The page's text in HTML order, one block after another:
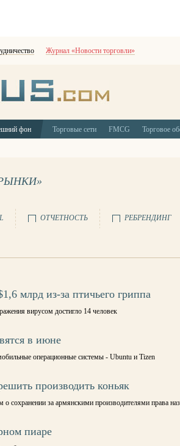
Журнал «Новости торговли»
фон Торговые сети FMCG Торговое
ОТЧЕТНОСТЬ РЕБРЕНДИНГ
млрд из-за птичьего гриппа
вирусом достигло 14 человек
в июне
операционные системы - Ubuntu и Tizen
производить коньяк
о сохранении за армянскими производителями права
пиаре